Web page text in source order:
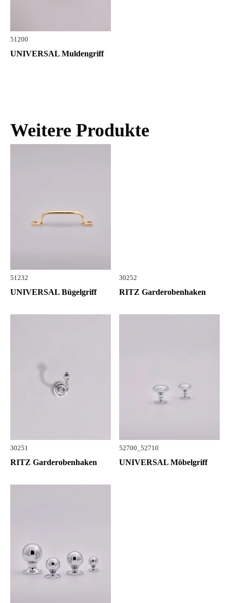
51200
UNIVERSAL Muldengriff
Weitere Produkte
51232
UNIVERSAL Bügelgriff
30252
RITZ Garderobenhaken
30251
RITZ Garderobenhaken
52700_52710
UNIVERSAL Möbelgriff